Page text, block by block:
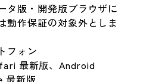
タ版・開発版ブラウザに
動作保証の対象外としま
フォン
最新版、Android
最新版